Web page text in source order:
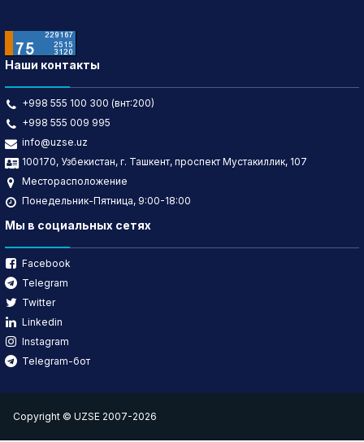
Наши контакты
+998 555 100 300 (внт:200)
+998 555 009 995
info@uzse.uz
100170, Узбекистан, г. Ташкент, проспект Мустакиллик, 107
Месторасположение
Понедельник-Пятница, 9:00-18:00
Мы в социальных сетях
Facebook
Telegram
Twitter
Linkedin
Instagram
Telegram-бот
Copyright © UZSE 2007-2026